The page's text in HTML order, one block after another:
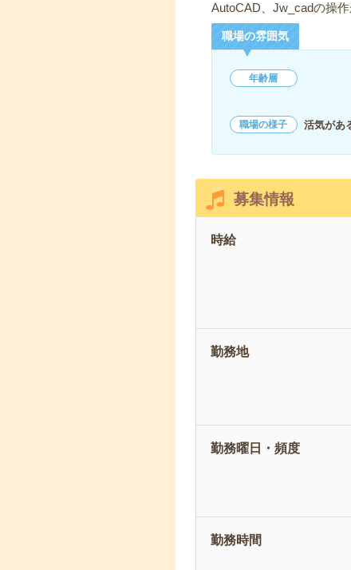
AutoCAD、Jw_cadの操
職場の雰囲気
年齢層
職場の様子 活気があ
募集情報
時給
勤務地
勤務曜日・頻度
勤務時間